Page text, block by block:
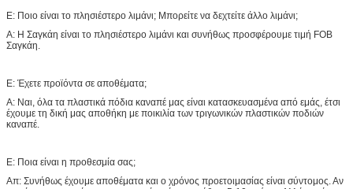
Ε: Ποιο είναι το πλησιέστερο λιμάνι; Μπορείτε να δεχτείτε άλλο λιμάνι;
Α: Η Σαγκάη είναι το πλησιέστερο λιμάνι και συνήθως προσφέρουμε τιμή FOB
Σαγκάη.
Ε: Έχετε προϊόντα σε αποθέματα;
Α: Ναι, όλα τα πλαστικά πόδια καναπέ μας είναι κατασκευασμένα από εμάς, έτσι
έχουμε τη δική μας αποθήκη με ποικιλία των τριγωνικών πλαστικών ποδιών
καναπέ.
Ε: Ποια είναι η προθεσμία σας;
Απ: Συνήθως έχουμε αποθέματα και ο χρόνος προετοιμασίας είναι σύντομος. Αν